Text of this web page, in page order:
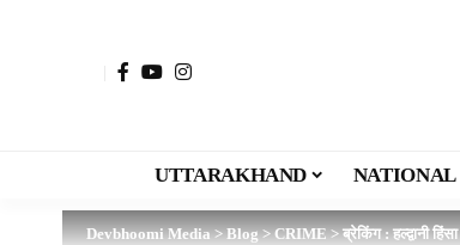
UTTARAKHAND NATIONAL
Devbhoomi Media>Blog>CRIME>ब्रेकिंग : हल्द्वानी